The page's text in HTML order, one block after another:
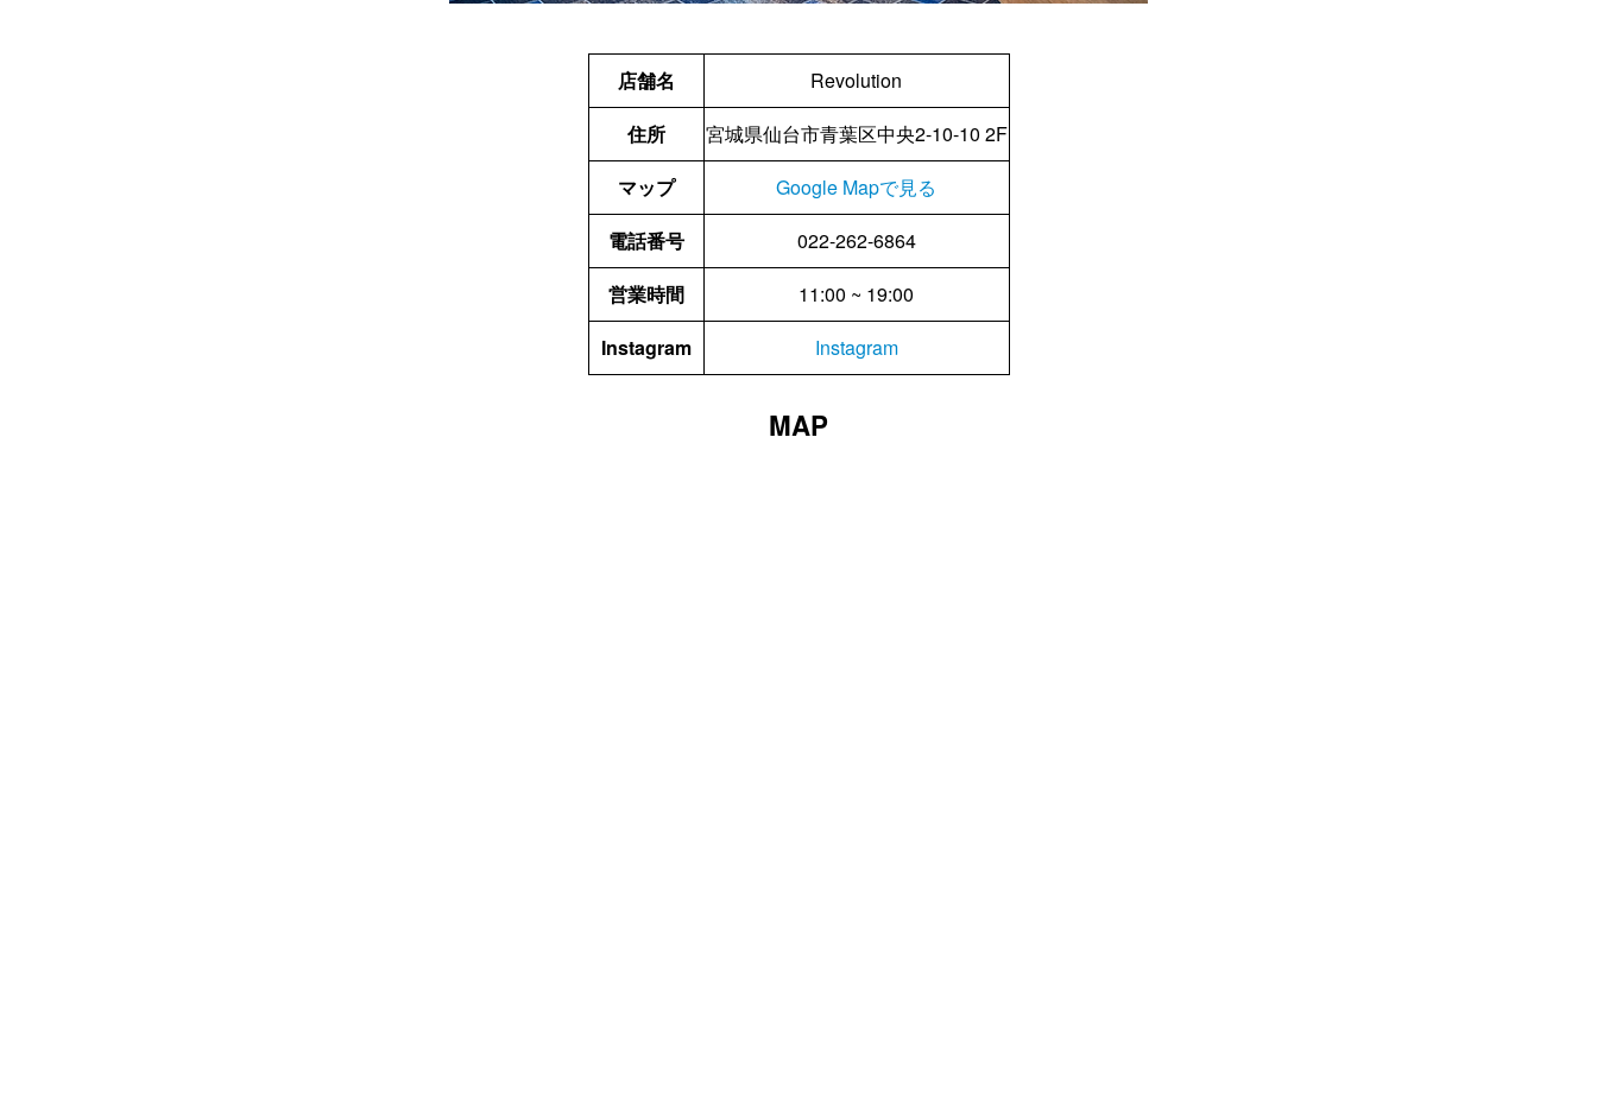
店舗名
Revolution
住所
宮城県仙台市青葉区中央2-10-10 2F
マップ
Google Mapで見る
電話番号
022-262-6864
営業時間
11:00 ~ 19:00
Instagram
Instagram
MAP